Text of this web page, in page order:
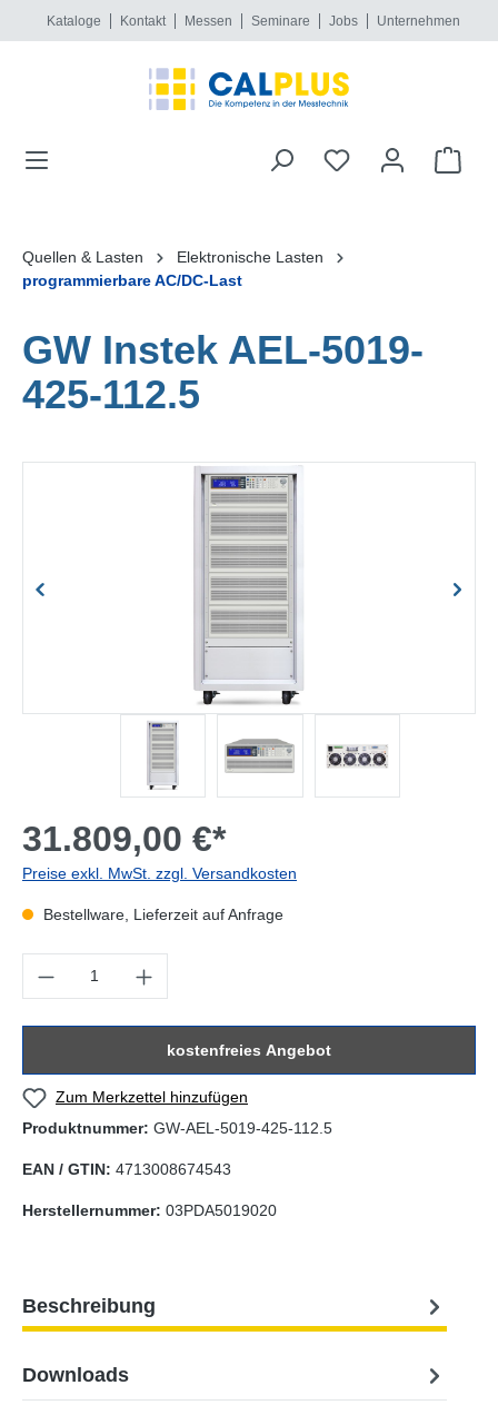
springen
Kataloge Kontakt Messen Seminare Jobs Unternehmen
Quellen & Lasten
Elektronische Lasten
programmierbare AC/DC-Last
GW Instek AEL-5019-
425-112.5
Bildergalerie überspringen
31.809,00 €*
Preise exkl. MwSt. zzgl. Versandkosten
Bestellware, Lieferzeit auf Anfrage
kostenfreies Angebot
Zum Merkzettel hinzufügen
Produktnummer: GW-AEL-5019-425-112.5
EAN / GTIN: 4713008674543
Herstellernummer: 03PDA5019020
Beschreibung
Downloads